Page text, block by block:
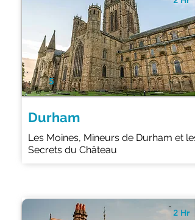
5
Durham
Les Moines, Mineurs de Durham et les
Secrets du Château
2 Hr